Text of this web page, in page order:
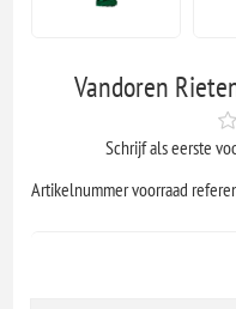
Vandoren
Schrijf als eerste
Artikelnummer voorraad